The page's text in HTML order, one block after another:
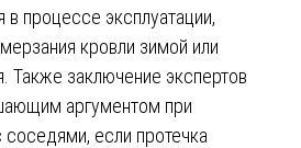
процессе эксплуатации,
кровли зимой или
Также заключение экспертов
аргументом при
если протечка